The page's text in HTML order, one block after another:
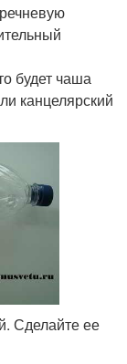
будет чаша
канцелярский
Сделайте ее